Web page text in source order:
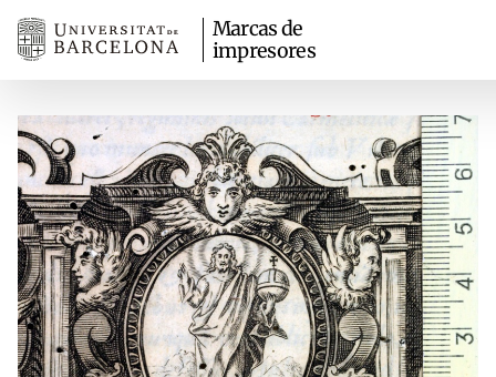
Marcas de
impresores